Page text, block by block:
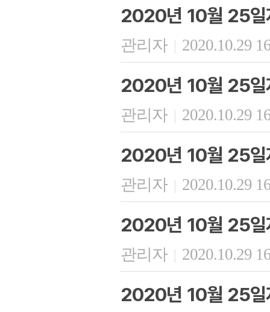
2020년 10월 25일
관리자 | 2020.10.29
2020년 10월 25일
관리자 | 2020.10.29
2020년 10월 25일
관리자 | 2020.10.29
2020년 10월 25일
관리자 | 2020.10.29
2020년 10월 25